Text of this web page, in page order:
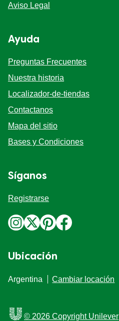
Aviso Legal
Ayuda
Preguntas Frecuentes
Nuestra historia
Localizador-de-tiendas
Contactanos
Mapa del sitio
Bases y Condiciones
Síganos
Registrarse
Ubicación
Argentina Cambiar locación
© 2026 Copyright Unilever